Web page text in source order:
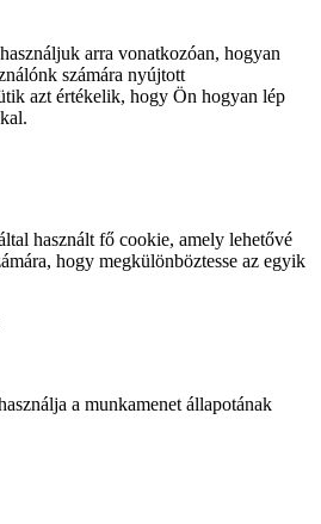
arra vonatkozóan, hogyan
számára nyújtott
azt értékelik, hogy Ön hogyan lép
használt fő cookie, amely lehetővé
hogy megkülönböztesse az egyik
a munkamenet állapotának